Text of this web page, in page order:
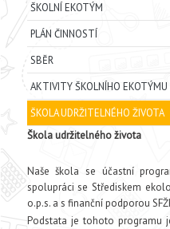
ŠKOLNÍ EKOTÝM
PLÁN ČINNOSTÍ
SBĚR
AKTIVITY ŠKOLNÍHO EKOTÝMU
ŠKOLA UDRŽITELNÉHO ŽIVOTA
Škola udržitelného života
Naše škola se účastní
spolupráci se Střediskem
o.p.s. a s finanční podporou
Podstata je tohoto programu